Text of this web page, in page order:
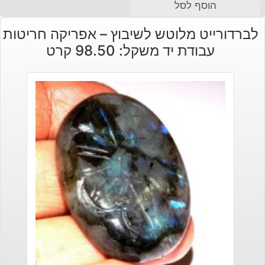
המקורי
היה:
הנוכחי
הוא:
הוסף לסל
לברדורייט מלוטש לשיבוץ – אפריקה חריטות
עבודת יד משקל: 98.50 קרט